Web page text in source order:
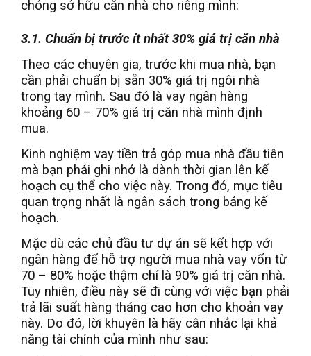
chóng sở hữu căn nhà cho riêng mình:
3.1. Chuẩn bị trước ít nhất 30% giá trị căn nhà
Theo các chuyên gia, trước khi mua nhà, bạn
cần phải chuẩn bị sẵn 30% giá trị ngôi nhà
trong tay mình. Sau đó là vay ngân hàng
khoảng 60 – 70% giá trị căn nhà mình định
mua.
Kinh nghiệm vay tiền trả góp mua nhà đầu tiên
mà bạn phải ghi nhớ là dành thời gian lên kế
hoạch cụ thể cho việc này. Trong đó, mục tiêu
quan trọng nhất là ngân sách trong bảng kế
hoạch.
Mặc dù các chủ đầu tư dự án sẽ kết hợp với
ngân hàng để hỗ trợ người mua nhà vay vốn từ
70 – 80% hoặc thậm chí là 90% giá trị căn nhà.
Tuy nhiên, điều này sẽ đi cùng với việc bạn phải
trả lãi suất hàng tháng cao hơn cho khoản vay
này. Do đó, lời khuyên là hãy cân nhắc lại khả
năng tài chính của mình như sau: